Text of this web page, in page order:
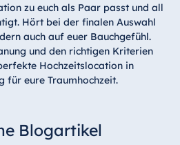
zu euch als Paar passt und all
Hört bei der finalen Auswahl
auch auf euer Bauchgefühl.
und den richtigen Kriterien
Hochzeitslocation in
für eure Traumhochzeit.
Blogartikel